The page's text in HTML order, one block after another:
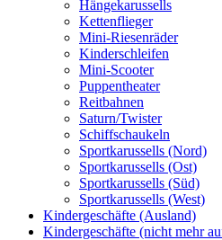
Hängekarussells
Kettenflieger
Mini-Riesenräder
Kinderschleifen
Mini-Scooter
Puppentheater
Reitbahnen
Saturn/Twister
Schiffschaukeln
Sportkarussells (Nord)
Sportkarussells (Ost)
Sportkarussells (Süd)
Sportkarussells (West)
Kindergeschäfte (Ausland)
Kindergeschäfte (nicht mehr